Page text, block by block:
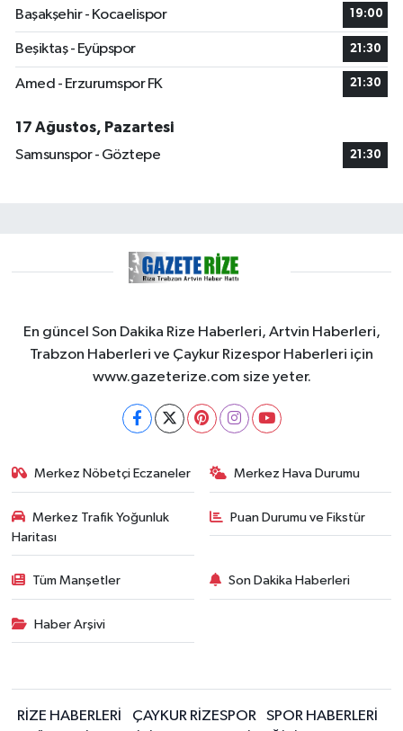
Başakşehir - Kocaelispor
19:00
Beşiktaş - Eyüpspor 21:30
Amed - Erzurumspor FK 21:30
17 Ağustos, Pazartesi
Samsunspor - Göztepe
21:30
En güncel Son Dakika Rize Haberleri, Artvin Haberleri,
Trabzon Haberleri ve Çaykur Rizespor Haberleri için
www.gazeterize.com size yeter.
Merkez Nöbetçi Eczaneler Merkez Hava Durumu
Merkez Trafik Yoğunluk
Haritası
Puan Durumu ve Fikstür
Tüm Manşetler Son Dakika Haberleri
Haber Arşivi
RİZE HABERLERİ ÇAYKUR RİZESPOR SPOR HABERLERİ